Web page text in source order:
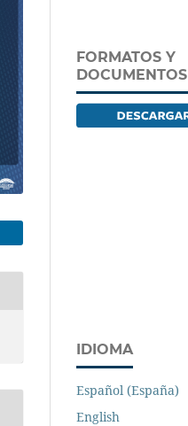
FORMATOS Y
DOCUMENTOS
IDIOMA
Español (España)
English